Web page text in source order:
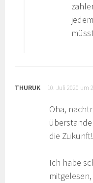
THURUK 10. Juli 2020 um
Oha,
die Zukunft!
Ich habe